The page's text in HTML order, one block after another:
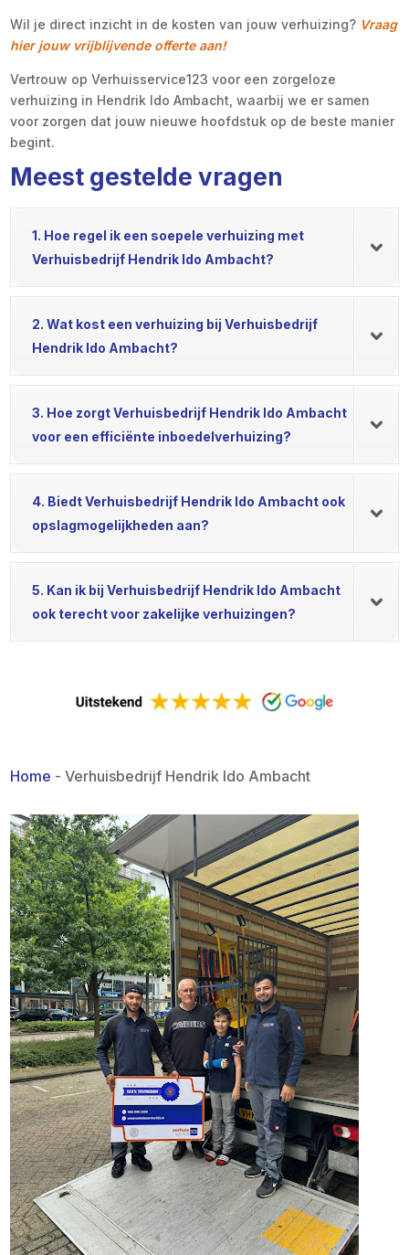
Wil je direct inzicht in de kosten van jouw verhuizing? Vraag
hier jouw vrijblijvende offerte aan!
Vertrouw op Verhuisservice123 voor een zorgeloze
verhuizing in Hendrik Ido Ambacht, waarbij we er samen
voor zorgen dat jouw nieuwe hoofdstuk op de beste manier
begint.
Meest gestelde vragen
1. Hoe regel ik een soepele verhuizing met
Verhuisbedrijf Hendrik Ido Ambacht?
2. Wat kost een verhuizing bij Verhuisbedrijf
Hendrik Ido Ambacht?
3. Hoe zorgt Verhuisbedrijf Hendrik Ido Ambacht
voor een efficiënte inboedelverhuizing?
4. Biedt Verhuisbedrijf Hendrik Ido Ambacht ook
opslagmogelijkheden aan?
5. Kan ik bij Verhuisbedrijf Hendrik Ido Ambacht
ook terecht voor zakelijke verhuizingen?
Home -Verhuisbedrijf Hendrik Ido Ambacht